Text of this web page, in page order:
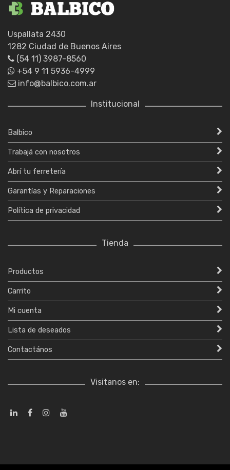
Uspallata 2430
1282 Ciudad de Buenos Aires
(54 11) 3987-8560
+54 9 11 5936-4999
info@balbico.com.ar
Institucional
Balbico
Trabajá con nosotros
Abrí tu ferretería
Garantías y Reparaciones
Política de privacidad
Tienda
Productos
Carrito
Mi cuenta
Lista de deseados
Contactános
Visitanos en: